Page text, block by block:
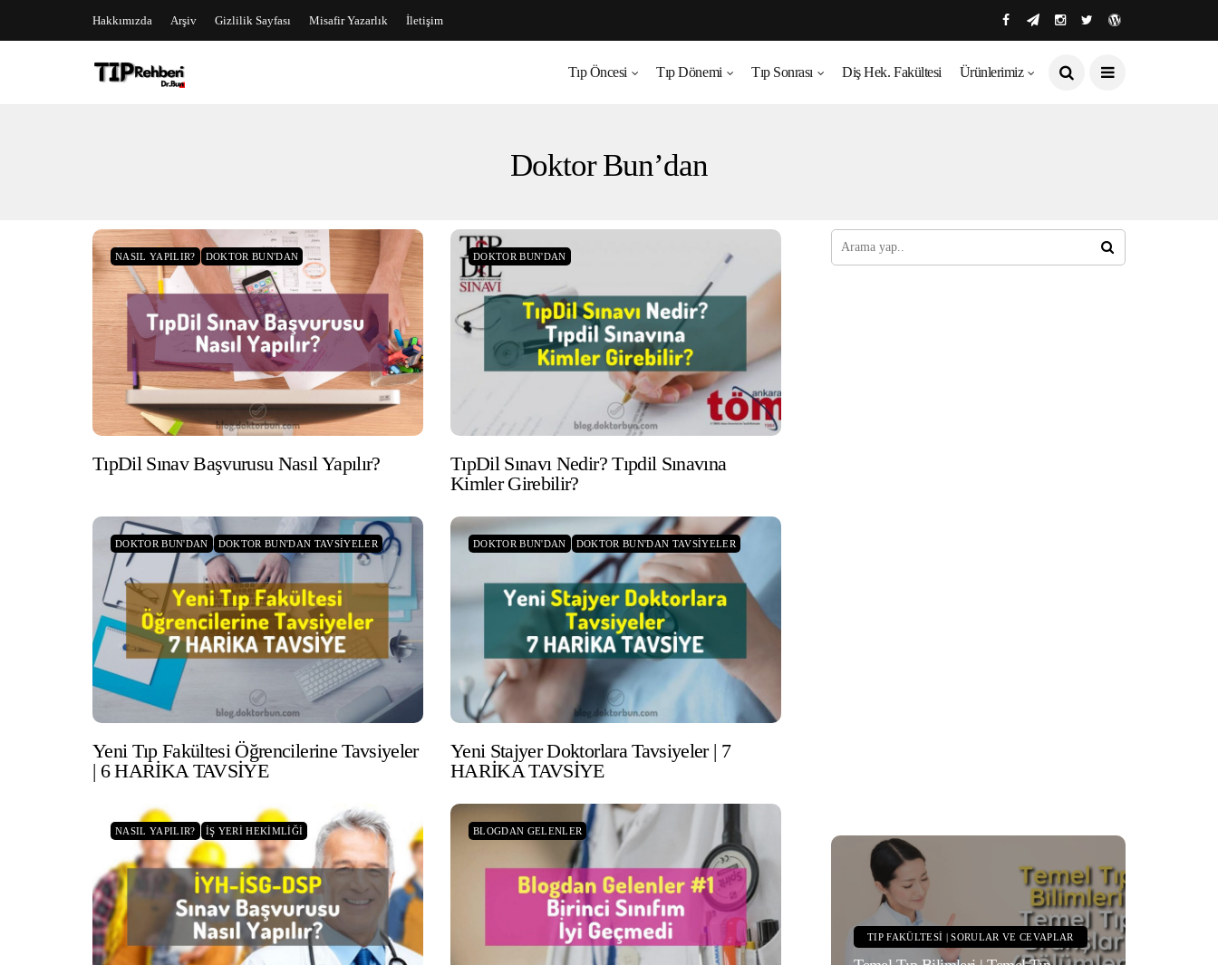
Hakkımızda Arşiv Gizlilik Sayfası Misafir Yazarlık İletişim
Tıp Öncesi Tıp Dönemi Tıp Sonrası Diş Hek. Fakültesi Ürünlerimiz
Doktor Bun’dan
NASIL YAPILIR? DOKTOR BUN'DAN
TıpDil Sınav Başvurusu Nasıl Yapılır?
DOKTOR BUN'DAN
TıpDil Sınavı Nedir? Tıpdil Sınavına
Kimler Girebilir?
DOKTOR BUN'DAN DOKTOR BUN'DAN TAVSIYELER
Yeni Tıp Fakültesi Öğrencilerine Tavsiyeler
| 6 HARİKA TAVSİYE
DOKTOR BUN'DAN DOKTOR BUN'DAN TAVSIYELER
Yeni Stajyer Doktorlara Tavsiyeler | 7
HARİKA TAVSİYE
NASIL YAPILIR? İŞ YERI HEKIMLIĞI BLOGDAN GELENLER
TIP FAKÜLTESI | SORULAR VE CEVAPLAR